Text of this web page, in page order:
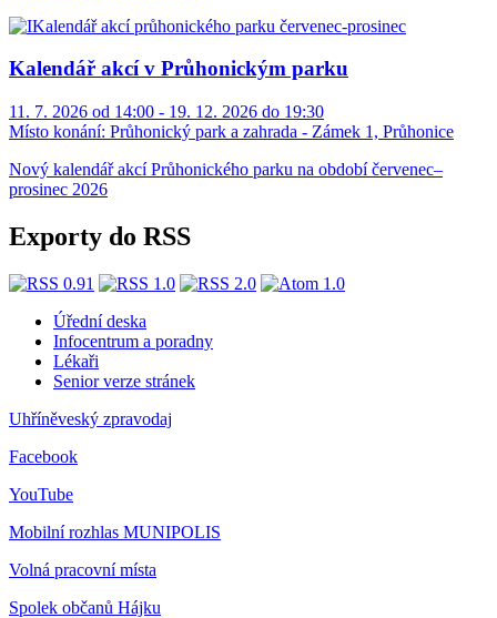
Kalendář akcí v Průhonickým parku
11. 7. 2026 od 14:00 - 19. 12. 2026 do 19:30
Místo konání: Průhonický park a zahrada - Zámek 1, Průhonice
Nový kalendář akcí Průhonického parku na období červenec–
prosinec 2026
Exporty do RSS
Úřední deska
Infocentrum a poradny
Lékaři
Senior verze stránek
Uhříněveský zpravodaj
Facebook
YouTube
Mobilní rozhlas MUNIPOLIS
Volná pracovní místa
Spolek občanů Hájku